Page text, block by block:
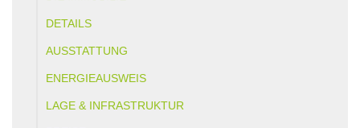
DETAILS
AUSSTATTUNG
ENERGIEAUSWEIS
LAGE & INFRASTRUKTUR